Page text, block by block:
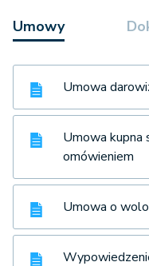
Umowy
Umowa
Umowa kupna
omówieniem
Umowa o